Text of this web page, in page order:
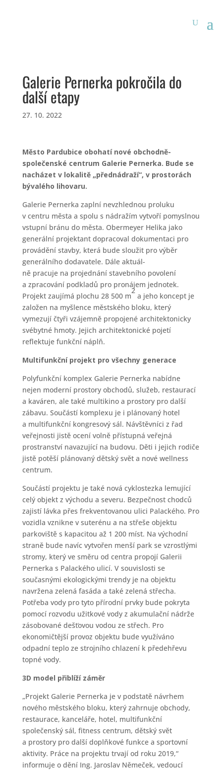
Galerie Pernerka pokročila do
další etapy
27. 10. 2022
Město Pardubice obohatí nové obchodně-
společenské centrum Galerie Pernerka. Bude se
nacházet v lokalitě „přednádraží“, v prostorách
bývalého lihovaru.
Galerie Pernerka zaplní nevzhlednou proluku
v centru města a spolu s nádražím vytvoří pomyslnou
vstupní bránu do města. Obermeyer Helika jako
generální projektant dopracoval dokumentaci pro
provádění stavby, která bude sloužit pro výběr
generálního dodavatele. Dále aktuál-
ně pracuje na projednání stavebního povolení
a zpracování podkladů pro pronájem jednotek.
Projekt zaujímá plochu 28 500 m
2
a jeho koncept je
založen na myšlence městského bloku, který
vymezují čtyři vzájemně propojené architektonicky
svébytné hmoty. Jejich architektonické pojetí
reflektuje funkční náplň.
Multifunkční projekt pro všechny generace
Polyfunkční komplex Galerie Pernerka nabídne
nejen moderní prostory obchodů, služeb, restaurací
a kaváren, ale také multikino a prostory pro další
zábavu. Součástí komplexu je i plánovaný hotel
a multifunkční kongresový sál. Návštěvníci z řad
veřejnosti jistě ocení volně přístupná veřejná
prostranství navazující na budovu. Děti i jejich rodiče
jistě potěší plánovaný dětský svět a nové wellness
centrum.
Součástí projektu je také nová cyklostezka lemující
celý objekt z východu a severu. Bezpečnost chodců
zajistí lávka přes frekventovanou ulici Palackého. Pro
vozidla vznikne v suterénu a na střeše objektu
parkoviště s kapacitou až 1 200 míst. Na východní
straně bude navíc vytvořen menší park se vzrostlými
stromy, který ve směru od centra propojí Galerii
Pernerka s Palackého ulicí. V souvislosti se
současnými ekologickými trendy je na objektu
navržena zelená fasáda a také zelená střecha.
Potřeba vody pro tyto přírodní prvky bude pokryta
pomocí rozvodu užitkové vody z akumulační nádrže
zásobované dešťovou vodou ze střech. Pro
ekonomičtější provoz objektu bude využíváno
odpadní teplo ze strojního chlazení k předehřevu
topné vody.
3D model přiblíží záměr
„Projekt Galerie Pernerka je v podstatě návrhem
nového městského bloku, který zahrnuje obchody,
restaurace, kanceláře, hotel, multifunkční
společenský sál, fitness centrum, dětský svět
a prostory pro další doplňkové funkce a sportovní
aktivity. Práce na projektu trvají od roku 2019,“
informuje o dění Ing. Jaroslav Němeček, vedoucí